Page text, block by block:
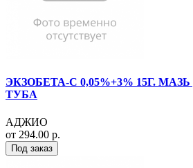
ЭКЗОБЕТА-С 0,05%+3% 15Г.
ТУБА
АДЖИО
от 294.00 р.
Под заказ